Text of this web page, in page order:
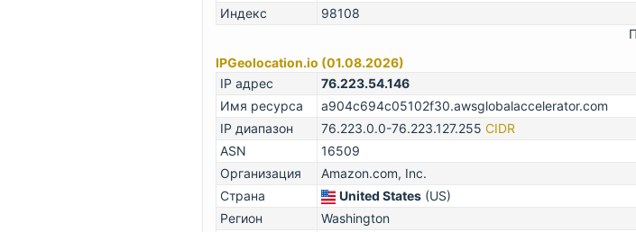
Индекс
98108
IPGeolocation.io (01.08.2026)
IP адрес
76.223.54.146
Имя ресурса
a904c694c05102f30.awsglobalaccelerator.com
IP диапазон
76.223.0.0-76.223.127.255 CIDR
ASN
16509
Организация
Amazon.com, Inc.
Страна
United States (US)
Регион
Washington